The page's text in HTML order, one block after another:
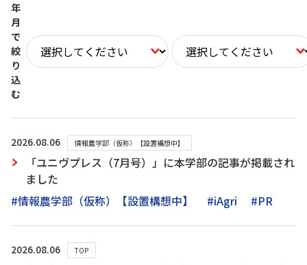
年
月
で
絞
り
込
む
2026.08.06 情報農学部（仮称）【設置構想中】
「ユニヴプレス（7月号）」に本学部の記事が掲載され
ました
#情報農学部（仮称）【設置構想中】
#iAgri #PR
2026.08.06 TOP